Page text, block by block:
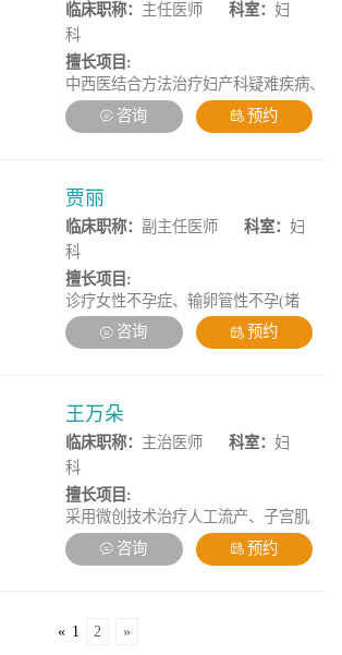
临床职称： 主任医师 科室：妇
科
擅长项目:
中西医结合方法治疗妇产科疑难疾病、
不孕症、体外受精-胚胎移植的中医辅
助治疗、子宫内膜异位症、反复自然流
咨询 预约
贾丽
临床职称： 副主任医师 科室：妇
科
擅长项目:
诊疗女性不孕症、输卵管性不孕(堵
塞、积水)、宫腔粘连、复发性流产、
卵巢早衰、卵巢性不孕、内分泌失调、
血、免疫性不孕、排卵障碍、孕前检
查、婚前检查、辅助生殖治疗、生育力
评估、输卵管治疗、不孕不育各类不孕
症的诊治等疑难病症的诊断与治疗，对
生育方面操作娴熟成功帮助众多患者圆
了生育梦。
咨询 预约
王万朵
临床职称： 主治医师 科室：妇
科
擅长项目:
采用微创技术治疗人工流产、子宫肌
瘤、卵巢囊肿、月经不调、宫颈炎、宫
颈息肉、子宫肌腺症、女性不孕症及妇
密整形，轻私密维养，可根治各类顽固
咨询 预约
« 1 2 »